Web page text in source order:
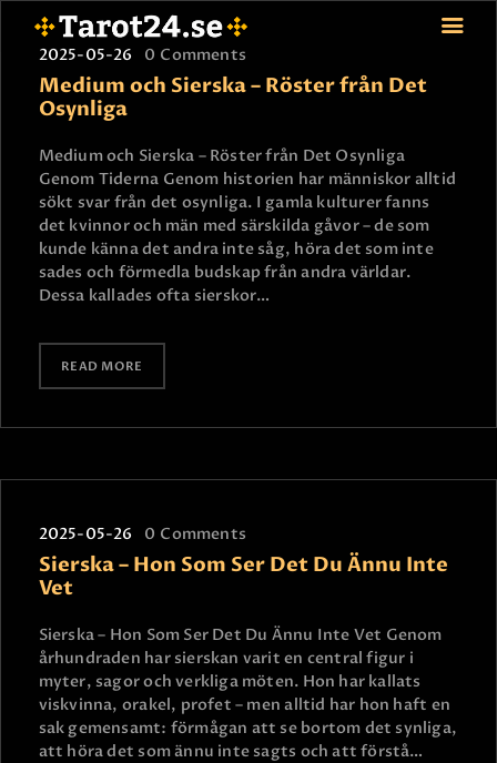
HEM
ASTROLOGI
STJÄRNTECKEN
TAROT
SPÅDAM-SIERSKA
JOBBA SOM SPÅDAM
BETALNING
2025-05-26 0 Comments
Medium och Sierska – Röster från Det
Osynliga
Medium och Sierska – Röster från Det Osynliga
Genom Tiderna Genom historien har människor alltid
sökt svar från det osynliga. I gamla kulturer fanns
det kvinnor och män med särskilda gåvor – de som
kunde känna det andra inte såg, höra det som inte
sades och förmedla budskap från andra världar.
Dessa kallades ofta sierskor…
READ MORE
2025-05-26 0 Comments
Sierska – Hon Som Ser Det Du Ännu Inte
Vet
Sierska – Hon Som Ser Det Du Ännu Inte Vet Genom
århundraden har sierskan varit en central figur i
myter, sagor och verkliga möten. Hon har kallats
viskvinna, orakel, profet – men alltid har hon haft en
sak gemensamt: förmågan att se bortom det synliga,
att höra det som ännu inte sagts och att förstå…